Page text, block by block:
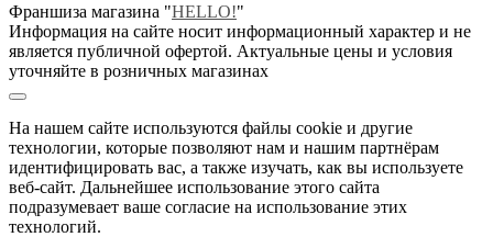
Франшиза магазина "HELLO!"
Информация на сайте носит информационный характер и не
является публичной офертой. Актуальные цены и условия
уточняйте в розничных магазинах
На нашем сайте используются файлы cookie и другие
технологии, которые позволяют нам и нашим партнёрам
идентифицировать вас, а также изучать, как вы используете
веб-сайт. Дальнейшее использование этого сайта
подразумевает ваше согласие на использование этих
технологий.